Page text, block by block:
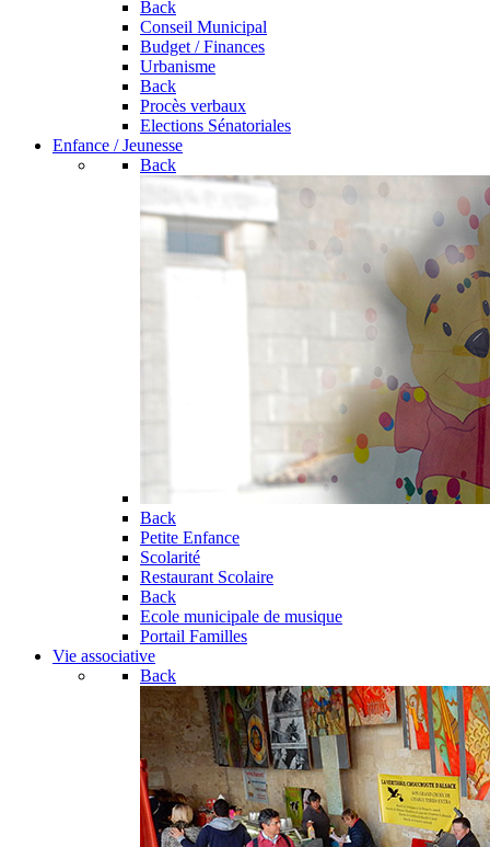
Back
Conseil Municipal
Budget / Finances
Urbanisme
Back
Procès verbaux
Elections Sénatoriales
Enfance / Jeunesse
Back
Back
Petite Enfance
Scolarité
Restaurant Scolaire
Back
Ecole municipale de musique
Portail Familles
Vie associative
Back